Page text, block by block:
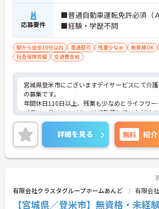
応募要件
■普通自動車運転免許必須（
■経験・学歴不問
駅から徒歩10分以内 車通勤可 残業少なめ 無資格OK
社会保険完備
交通費支給
宮城県登米市にございますデイサービスにて介
の募集です。
年間休日110日以上、残業も少なめとライフワー
バランス◎メリハリをつけて勤務していただけ
◎
夜勤もなく、完全週休2日制（土日）なので、プ
イベートと両立させやすい環境ですよ♪
あなたの経験やスキルを活かして、高齢者の皆
が安心して過ごせる空間づくりにチャレンジし
ご興味ある方には、面接対策ポイントなど、さ
詳細をお話しいたしますのでお気軽にご相談くだ
い。
詳細を見る 無料 紹介
有限会社クラスタグループホームあんど 有限会
【宮城県／登米市】無資格・未経